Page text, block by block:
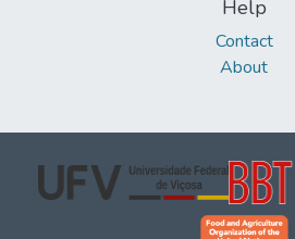
Help
Contact
About